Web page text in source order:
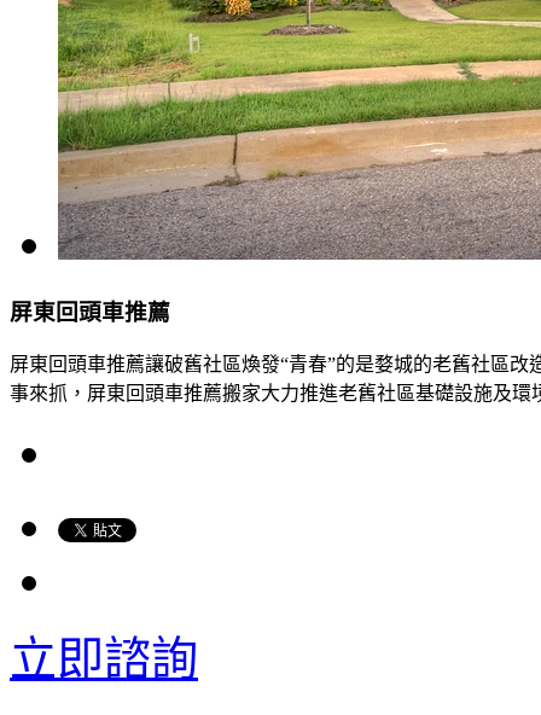
屏東回頭車推薦
屏東回頭車推薦讓破舊社區煥發“青春”的是婺城的老舊社區
事來抓，屏東回頭車推薦搬家大力推進老舊社區基礎設施及環
立即諮詢